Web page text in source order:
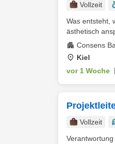
Vollzeit
Was entsteht,
ästhetisch
Consens
Kiel
vor 1 Woche
Vollzeit